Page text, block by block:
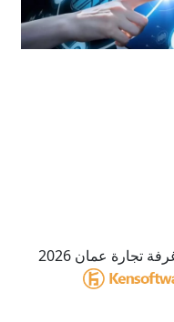
تجارة عمان 2026